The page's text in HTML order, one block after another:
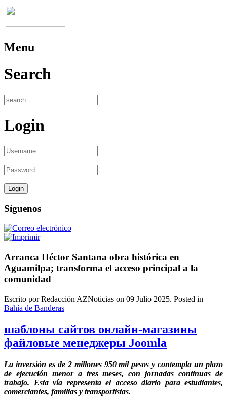
Menu
Search
Login
Síguenos
Arranca Héctor Santana obra histórica en
Aguamilpa; transforma el acceso principal a la
comunidad
Escrito por Redacción AZNoticias on 09 Julio 2025. Posted in
Bahía de Banderas
шаблоны сайтов онлайн-магазины
файловые менеджеры Joomla
La inversión es de 2 millones 950 mil pesos y contempla un plazo
de ejecución menor a tres meses, con jornadas continuas de
trabajo. Esta vía representa el acceso diario para estudiantes,
comerciantes, familias y transportistas.